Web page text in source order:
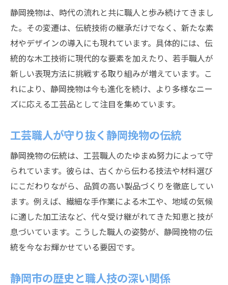
静岡挽物は、時代の流れと共に職人と歩み続けてきまし
た。その変遷は、伝統技術の継承だけでなく、新たな素
材やデザインの導入にも現れています。具体的には、伝
統的な木工技術に現代的な要素を加えたり、若手職人が
新しい表現方法に挑戦する取り組みが増えています。こ
れにより、静岡挽物は今も進化を続け、より多様なニー
ズに応える工芸品として注目を集めています。
工芸職人が守り抜く静岡挽物の伝統
静岡挽物の伝統は、工芸職人のたゆまぬ努力によって守
られています。彼らは、古くから伝わる技法や材料選び
にこだわりながら、品質の高い製品づくりを徹底してい
ます。例えば、繊細な手作業による木工や、地域の気候
に適した加工法など、代々受け継がれてきた知恵と技が
息づいています。こうした職人の姿勢が、静岡挽物の伝
統を今なお輝かせている要因です。
静岡市の歴史と職人技の深い関係